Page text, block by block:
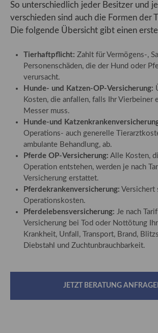
Support
Lorem ipsum dolor sit amet:
24h/ 365days
We offer support for our customers
Mon - Fri 8:00am - 5:00pm(GMT +1)
Get in touch
Cybersteel Inc.
376-293 City Road, Suite 600
San Francisco, CA 94102
Have any questions?
Drop us a line
info@yourdomain.com
So unterschiedlich jeder Besitzer und
verschieden sind auch die Formen der
Die folgende Übersicht gibt einen
Tierhaftpflicht: Zahlt für Vermögens-,
Personenschäden, die der Hund oder
verursacht.
Hunde- und Katzen-OP-Versicherung:
Kosten, die anfallen, falls Ihr Vierbeiner
Messer muss.
Hunde-und
Operations- auch generelle
ambulante Behandlung, ab.
Pferde OP-Versicherung: Alle Kosten,
Operation entstehen, werden je nach
Versicherung erstattet.
Pferdekrankenversicherung: Versichert
Operationskosten.
Pferdelebensversicherung: Je nach
Versicherung bei Tod oder Nottötung
Krankheit, Unfall, Transport, Brand,
Diebstahl und Zuchtunbrauchbarkeit.
JETZT BERATUNG